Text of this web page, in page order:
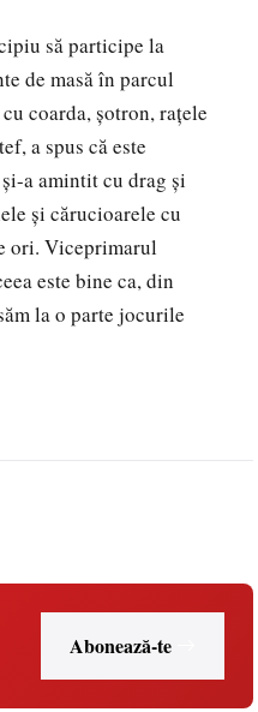
să participe la
de masă în parcul
coarda, șotron, rațele
a spus că este
a amintit cu drag și
și cărucioarele cu
ori. Viceprimarul
este bine ca, din
la o parte jocurile
Abonează-te